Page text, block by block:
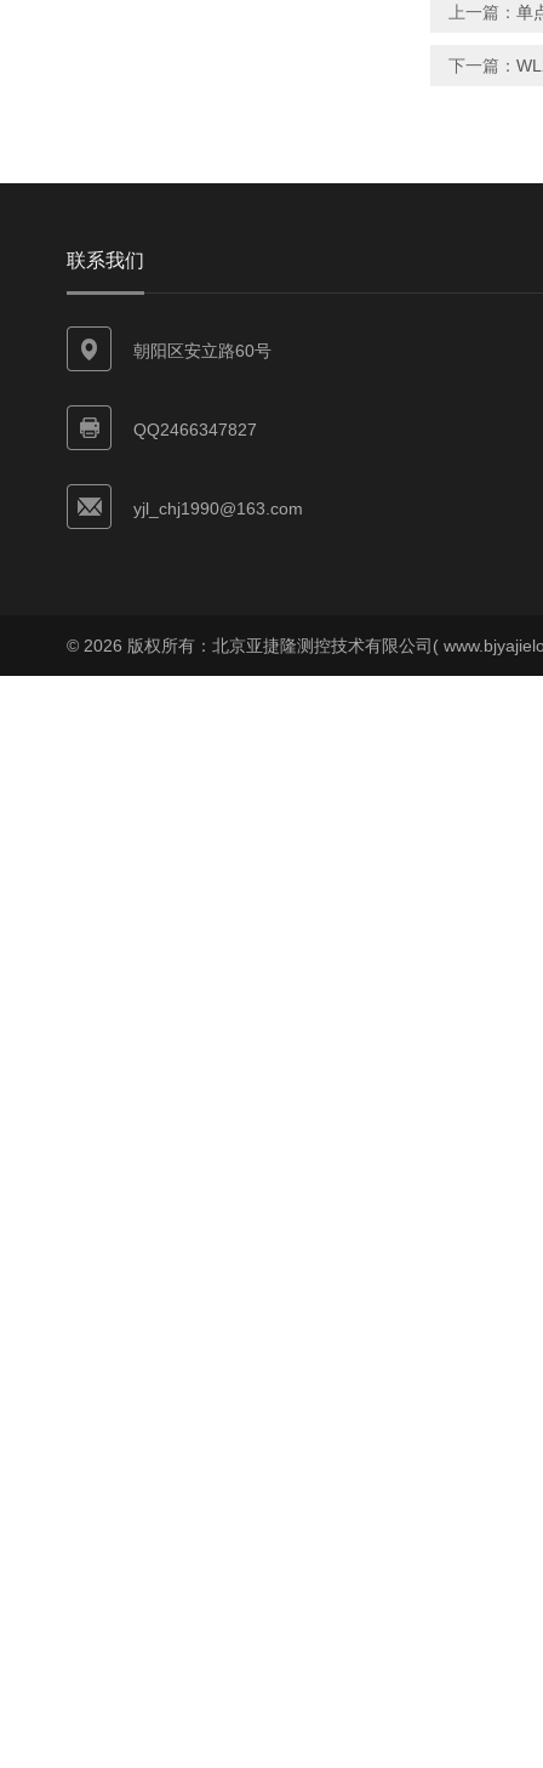
上一篇： 单
下一篇：
联系我们
朝阳区安立路60号
QQ2466347827
yjl_chj1990@163.com
© 2026 版权所有：北京亚捷隆测控技术有限公司(